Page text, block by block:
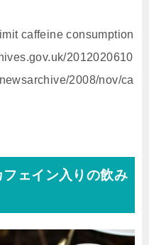
caffeine consumption
2012020610
2008/nov/ca
ェイン入りの飲み